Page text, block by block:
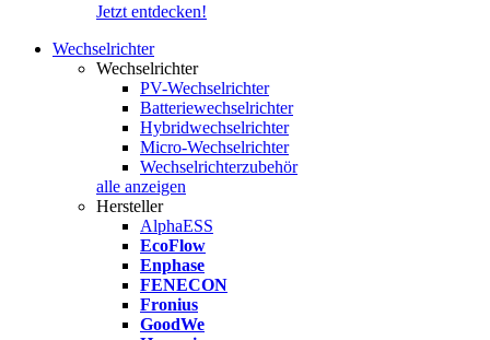
Jetzt entdecken!
Wechselrichter
Wechselrichter
PV-Wechselrichter
Batteriewechselrichter
Hybridwechselrichter
Micro-Wechselrichter
Wechselrichterzubehör
alle anzeigen
Hersteller
AlphaESS
EcoFlow
Enphase
FENECON
Fronius
GoodWe